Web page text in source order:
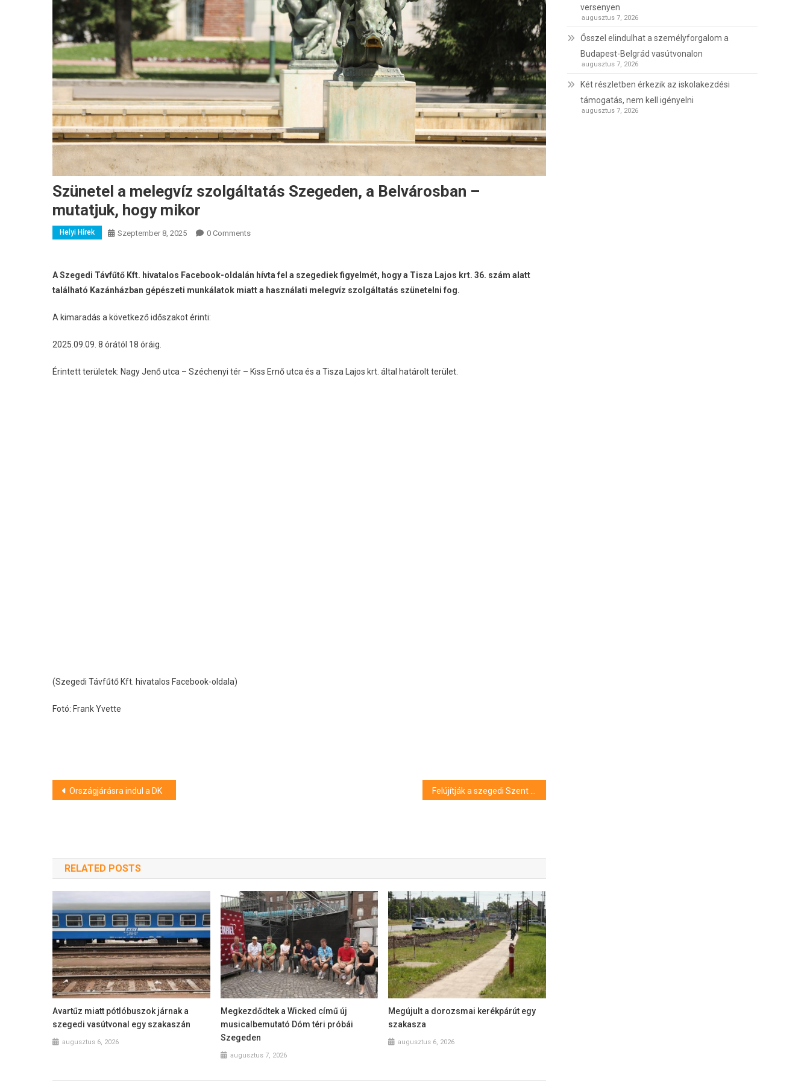
Szünetel a melegvíz szolgáltatás Szegeden, a Belvárosban –
mutatjuk, hogy mikor
Helyi Hírek Szeptember 8, 2025 0 Comments
A Szegedi Távfűtő Kft. hivatalos Facebook-oldalán hívta fel a szegediek figyelmét, hogy a Tisza Lajos krt. 36. szám alatt
található Kazánházban gépészeti munkálatok miatt a használati melegvíz szolgáltatás szünetelni fog.
A kimaradás a következő időszakot érinti:
2025.09.09. 8 órától 18 óráig.
Érintett területek: Nagy Jenő utca – Széchenyi tér – Kiss Ernő utca és a Tisza Lajos krt. által határolt terület.
(Szegedi Távfűtő Kft. hivatalos Facebook-oldala)
Fotó: Frank Yvette
Bejegyzés
Országjárásra indul a DK
RELATED POSTS
Avartűz miatt pótlóbuszok járnak a
szegedi vasútvonal egy szakaszán
augusztus 6, 2026
Megkezdődtek a Wicked című új
musicalbemutató Dóm téri próbái
Szegeden
augusztus 7, 2026
Megújult a dorozsmai kerékpárút egy
szakasza
augusztus 6, 2026
versenyen
augusztus 7, 2026
Ősszel elindulhat a személyforgalom a
Budapest-Belgrád vasútvonalon
augusztus 7, 2026
Két részletben érkezik az iskolakezdési
támogatás, nem kell igényelni
augusztus 7, 2026